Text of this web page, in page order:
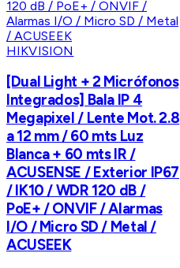
HIKVISION
[Dual Light + 2 Micrófonos
Integrados] Bala IP 4
Megapixel / Lente Mot. 2.8
a 12 mm / 60 mts Luz
Blanca + 60 mts IR /
ACUSENSE / Exterior IP67
/ IK10 / WDR 120 dB /
PoE+ / ONVIF / Alarmas
I/O / Micro SD / Metal /
ACUSEEK